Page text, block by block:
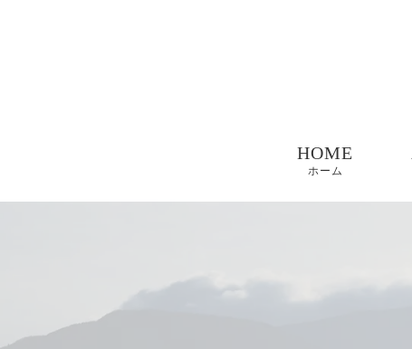
HOME
ホーム